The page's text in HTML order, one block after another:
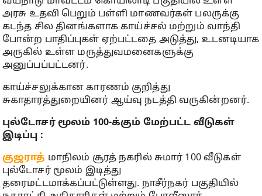
அரசு உதவி பெறும் பள்ளி மாணவர்கள் பலருக்கு
கடந்த சில தினங்களாக காய்ச்சல் மற்றும் வாந்தி
போன்ற பாதிப்புகள் ஏற்பட்டதை அடுத்து, உடனடியாக
அருகில் உள்ள மருத்துவமனைகளுக்கு
அனுப்பப்பட்டனர்.
காய்ச்சலுக்கான காரணம் குறித்து
சுகாதாரத்துறையினர் ஆய்வு நடத்தி வருகின்றனர்.
புல்டோசர் மூலம் 100-க்கும் மேற்பட்ட வீடுகள்
இடிப்பு :
குஜராத் மாநிலம் சூரத் நகரில் சுமார் 100 வீடுகள்
புல்டோசர் மூலம் இடித்து
தரைமட்டமாக்கப்பட்டுள்ளது. நாசீர்நகர் பகுதியில்